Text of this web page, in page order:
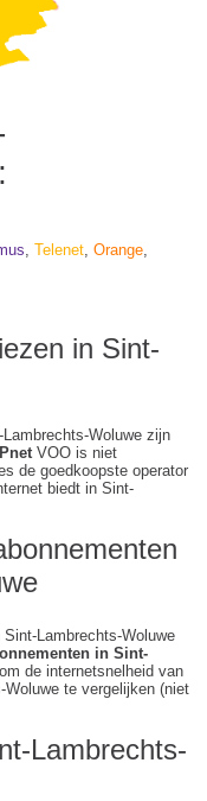
, Telenet, Orange,
in Sint-
Woluwe zijn
VOO is niet
de goedkoopste operator
biedt in Sint-
Lambrechts-Woluwe
in Sint-
de internetsnelheid van
te vergelijken (niet
Lambrechts-